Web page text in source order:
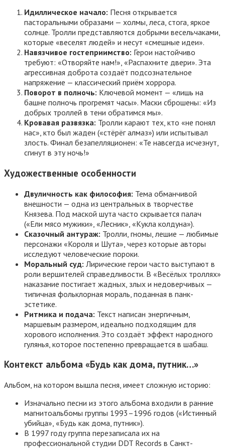
Идиллическое начало: Песня открывается
пасторальными образами — холмы, леса, стога, яркое
солнце. Тролли представляются добрыми весельчаками,
которые «веселят людей» и несут «смешные идеи».
Навязчивое гостеприимство: Герои настойчиво
требуют: «Отворяйте нам!», «Распахните двери». Эта
агрессивная доброта создаёт подсознательное
напряжение — классический приём хоррора.
Поворот в полночь: Ключевой момент — «лишь на
башне полночь прогремят часы». Маски сброшены: «Из
добрых троллей в тени обратимся мы».
Кровавая развязка: Тролли карают тех, кто «не понял
нас», кто был жаден («стёрёг алмаз») или испытывал
злость. Финал безапелляционен: «Те навсегда исчезнут,
сгинут в эту ночь!»
Художественные особенности
Двуличность как философия: Тема обманчивой
внешности — одна из центральных в творчестве
Князева. Под маской шута часто скрывается палач
(«Ели мясо мужики», «Лесник», «Кукла колдуна»).
Сказочный антураж: Тролли, гномы, лешие — любимые
персонажи «Короля и Шута», через которые авторы
исследуют человеческие пороки.
Моральный суд: Лирические герои часто выступают в
роли вершителей справедливости. В «Весёлых троллях»
наказание постигает жадных, злых и недоверчивых —
типичная фольклорная мораль, поданная в панк-
эстетике.
Ритмика и подача: Текст написан энергичным,
маршевым размером, идеально подходящим для
хорового исполнения. Это создаёт эффект народного
гулянья, которое постепенно превращается в шабаш.
Контекст альбома «Будь как дома, путник…»
Альбом, на котором вышла песня, имеет сложную историю:
Изначально песни из этого альбома входили в ранние
магнитоальбомы группы 1993–1996 годов («Истинный
убийца», «Будь как дома, путник»).
В 1997 году группа перезаписала их на
профессиональной студии DDT Records в Санкт-